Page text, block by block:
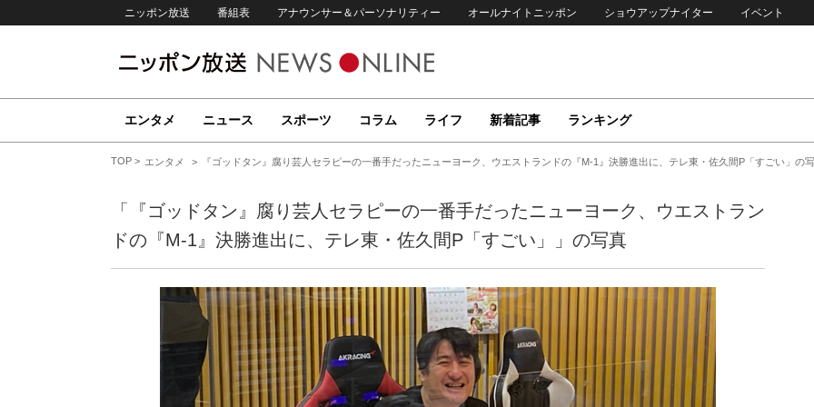
ニッポン放送 番組表 アナウンサー＆パーソナリティー オールナイトニッポン ショウアップナイター イベント
エンタメ ニュース スポーツ コラム ライフ 新着記事 ランキング
TOP エンタメ 『ゴッドタン』腐り芸人セラピーの一番手だったニューヨーク、ウエストランドの『M-1』決勝進出に、テレ東・佐久間P「すごい」の
「『ゴッドタン』腐り芸人セラピーの一番手だったニューヨーク、ウエストラン
ドの『M-1』決勝進出に、テレ東・佐久間P「すごい」」の写真